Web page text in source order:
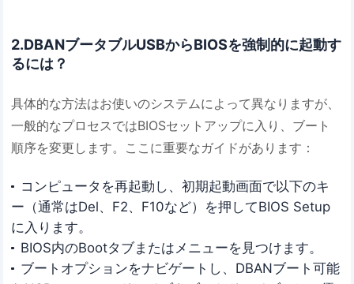
2.DBANブータブルUSBからBIOSを強制的に起動す
るには？
具体的な方法はお使いのシステムによって異なりますが、
一般的なプロセスではBIOSセットアップに入り、ブート
順序を変更します。ここに重要なガイドがあります：
コンピュータを再起動し、初期起動画面で以下のキ
ー（通常はDel、F2、F10など）を押してBIOS Setup
に入ります。
BIOS内のBootタブまたはメニューを見つけます。
ブートオプションをナビゲートし、DBANブート可能